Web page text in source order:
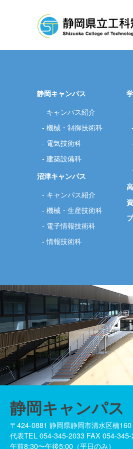
基本理念 企業
静岡キャンパス
キャンパス紹介
機械・制御技術科
電気技術科
建築設備科
沼津キャンパス
キャンパス紹介
機械・生産技術科
電子情報技術科
情報技術科
静岡キャンパス
〒424-0881 静岡県静岡市清水区楠160
代表TEL 054-345-2033 FAX 054-345-
午前8:30〜午後5:00（平日のみ）